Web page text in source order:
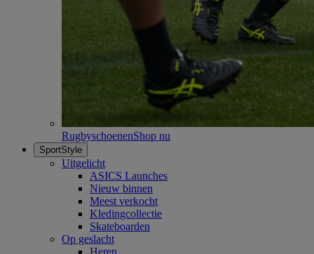
RugbyschoenenShop nu
SportStyle
Uitgelicht
ASICS Launches
Nieuw binnen
Meest verkocht
Kledingcollectie
Skateboarden
Op geslacht